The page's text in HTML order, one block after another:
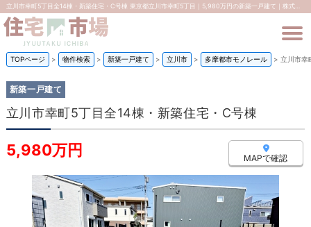
TOPページ > 物件検索 > 新築一戸建て > 立川市 > 多摩都市モノレール > 立川市幸
新築一戸建て
立川市幸町5丁目全14棟・新築住宅・C号棟
5,980万円 MAPで確認